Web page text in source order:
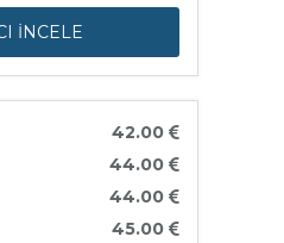
İNCELE
42.00
44.00
44.00
45.00